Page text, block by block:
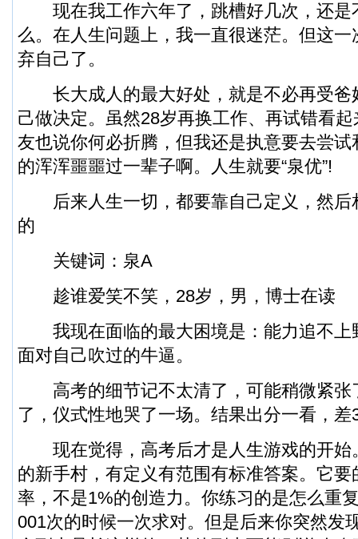
现在我工作六年了，跳槽好几次，还是
么。在人生问题上，我一直很迷茫。但这
弃自己了。
长大成人的最大好处，就是不必再受爸
己做决定。虽然28岁再换工作、再试错看
友也说你何必折腾，但我还是执意要去尝
的浑浑噩噩过一辈子啊。人生就要“泉优”!
后来人生一切，都要靠自己定义，然后
的
关键词：泉A
趁谁爱笑不笑，28岁，男，博士在读
我现在面临的最大困境是：能力追不上
面对自己吹过的牛逼。
高考的细节记不太清了，可能稍微紧张
了，仪式性地哭了一场。结果出分一看，
现在觉得，高考后才是人生游戏的开始
的新手村，有定义有范围有标准答案。它
率，不是1%的创造力。你练习的是怎么重
001次的时候一次求对。但是后来你突然发